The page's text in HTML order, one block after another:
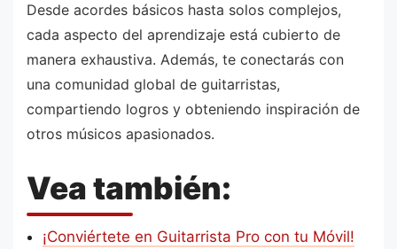
Desde acordes básicos hasta solos complejos,
cada aspecto del aprendizaje está cubierto de
manera exhaustiva. Además, te conectarás con
una comunidad global de guitarristas,
compartiendo logros y obteniendo inspiración de
otros músicos apasionados.
Vea también:
¡Conviértete en Guitarrista Pro con tu Móvil!